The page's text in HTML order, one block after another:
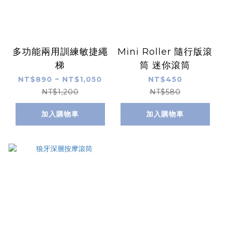
多功能兩用訓練敏捷繩
梯
NT$890 ~ NT$1,050
NT$1,200
加入購物車
Mini Roller 隨行版滾
筒 迷你滾筒
NT$450
NT$580
加入購物車